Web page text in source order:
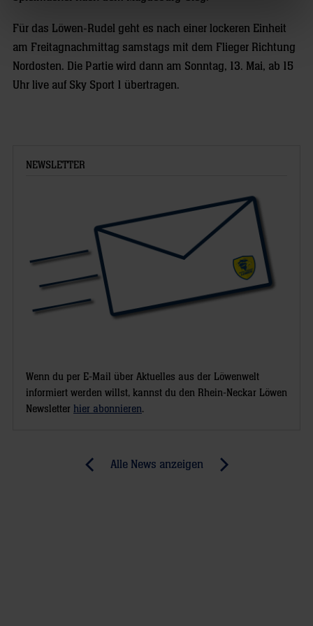
Für das Löwen-Rudel geht es nach einer lockeren Einheit
am Freitagnachmittag samstags mit dem Flieger Richtung
Nordosten. Die Partie wird dann am Sonntag, 13. Mai, ab 15
Uhr live auf Sky Sport 1 übertragen.
NEWSLETTER
Wenn du per E-Mail über Aktuelles aus der Löwenwelt
informiert werden willst, kannst du den Rhein-Neckar Löwen
Newsletter hier abonnieren.
Alle News anzeigen